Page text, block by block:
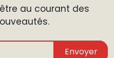
au courant des
Envoyer